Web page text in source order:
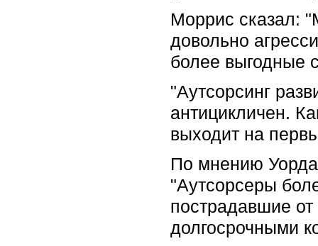
Моррис сказал:
довольно
более выгодные
"Аутсорсинг
антицикличен.
выходит на
По мнению
"Аутсорсеры
пострадавшие
долгосрочными